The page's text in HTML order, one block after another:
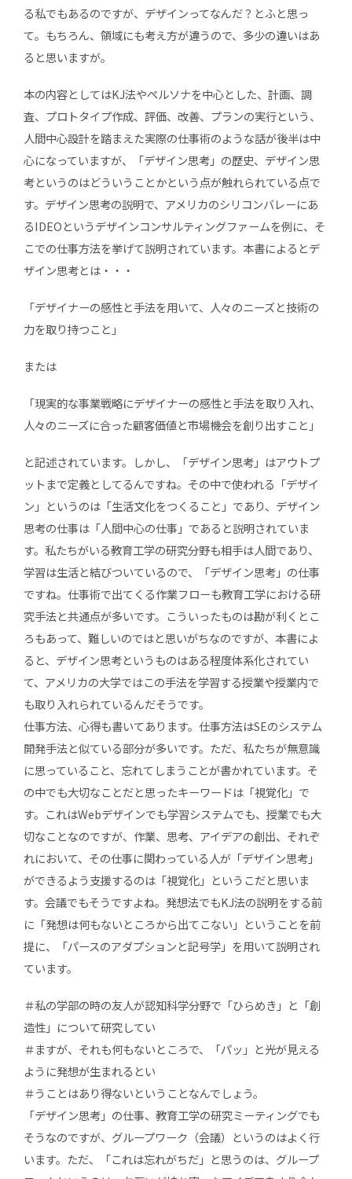
る私でもあるのですが、デザインってなんだ？とふと思っ
て。もちろん、領域にも考え方が違うので、多少の違いはあ
ると思いますが。
本の内容としてはKJ法やペルソナを中心とした、計画、調
査、プロトタイプ作成、評価、改善、プランの実行という、
人間中心設計を踏まえた実際の仕事術のような話が後半は中
心になっていますが、「デザイン思考」の歴史、デザイン思
考というのはどういうことかという点が触れられている点で
す。デザイン思考の説明で、アメリカのシリコンバレーにあ
るIDEOというデザインコンサルティングファームを例に、そ
こでの仕事方法を挙げて説明されています。本書によるとデ
ザイン思考とは・・・
「デザイナーの感性と手法を用いて、人々のニーズと技術の
力を取り持つこと」
または
「現実的な事業戦略にデザイナーの感性と手法を取り入れ、
人々のニーズに合った顧客価値と市場機会を創り出すこと」
と記述されています。しかし、「デザイン思考」はアウトプ
ットまで定義としてるんですね。その中で使われる「デザイ
ン」というのは「生活文化をつくること」であり、デザイン
思考の仕事は「人間中心の仕事」であると説明されていま
す。私たちがいる教育工学の研究分野も相手は人間であり、
学習は生活と結びついているので、「デザイン思考」の仕事
ですね。仕事術で出てくる作業フローも教育工学における研
究手法と共通点が多いです。こういったものは勘が利くとこ
ろもあって、難しいのではと思いがちなのですが、本書によ
ると、デザイン思考というものはある程度体系化されてい
て、アメリカの大学ではこの手法を学習する授業や授業内で
も取り入れられているんだそうです。
仕事方法、心得も書いてあります。仕事方法はSEのシステム
開発手法と似ている部分が多いです。ただ、私たちが無意識
に思っていること、忘れてしまうことが書かれています。そ
の中でも大切なことだと思ったキーワードは「視覚化」で
す。これはWebデザインでも学習システムでも、授業でも大
切なことなのですが、作業、思考、アイデアの創出、それぞ
れにおいて、その仕事に関わっている人が「デザイン思考」
ができるよう支援するのは「視覚化」というこだと思いま
す。会議でもそうですよね。発想法でもKJ法の説明をする前
に「発想は何もないところから出てこない」ということを前
提に、「パースのアダプションと記号学」を用いて説明され
ています。
＃私の学部の時の友人が認知科学分野で「ひらめき」と「創
造性」について研究してい
＃ますが、それも何もないところで、「パッ」と光が見える
ように発想が生まれるとい
＃うことはあり得ないということなんでしょう。
「デザイン思考」の仕事、教育工学の研究ミーティングでも
そうなのですが、グループワーク（会議）というのはよく行
います。ただ、「これは忘れがちだ」と思うのは、グループ